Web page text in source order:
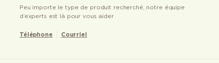
Peu importe le type de produit recherché, notre équipe
d’experts est là pour vous aider
Téléphone Courriel